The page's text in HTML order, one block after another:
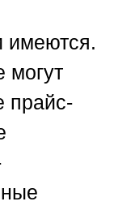
имеются.
могут
прайс-